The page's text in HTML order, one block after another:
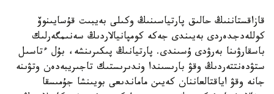
قازاقستاننىڭ حالىق پارتياسىنىڭ وكىلى بەيبىت قۇسايىنوۆ
كوللەدجدەردى بەيىندى جەكە كومپانيالاردىڭ سەنىمگەرلىك
باسقارۋىنا بەرۋدى ۇسىندى. پارتيانىڭ پىكىرىنشە، بۇل ءتاسىل
ستۋدەنتتەردىڭ وقۋ بارىسىندا وندىرىستىك تاجىريبەدەن وتۋىنە
جانە وقۋ اياقتالعاننان كەيىن ماماندىعى بويىنشا جۇمىسقا